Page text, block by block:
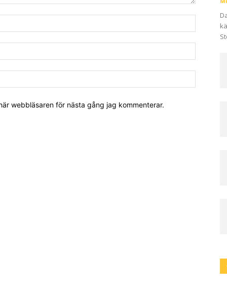
webbläsaren för nästa gång jag kommenterar.